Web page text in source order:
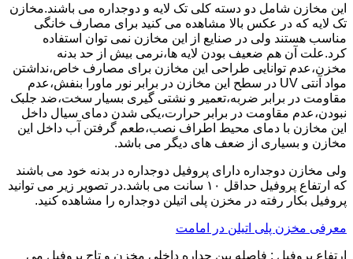
این مخازن شامل دو دسته کلی تک لایه و دوجداره می باشند.مخازن
تک لایه که در عکس بالا مشاهده می کنید برای مصارف خانگی
مناسب هستند ولی در صنایع از این مخازن نمی توان استفاده
کرد.علت آن هم ضعیف بودن لایه ها،نرمی بیش از حد بدنه
مخزن،عدم توانایی طراحی این مخازن برای مصارف خاص،نداشتن
مواد آنتی UV در سطح این مخازن در برابر نور ماورا بنفش،عدم
مقاومت در برابر ضربه،تعمیر و نشتی گیری بسیار سخت،ضد جلبک
نبودن،عدم مقاومت در برابر حرارت،یکی شدن دمای سیال داخل
این مخازن با دمای محیط اطراف نصب،طعم گرفتن آب داخل این
مخازن و بسیاری از ضعف های دیگر می باشد.
ولی مخازن دوجداره دارای پروفیل دوجداره در بدنه خود می باشند
که ارتفاع پروفیل حداقل ۱۰ سانت می باشد.در تصویر زیر می توانید
پروفیل بکار رفته در مخزن پلی اتیلن دوجداره را مشاهده کنید.
معرفی مخزن پلی اتیلن در امامت
ارتفاع پروفیل : فاصله بین جداره داخلی مخزن و تاج پروفیل می